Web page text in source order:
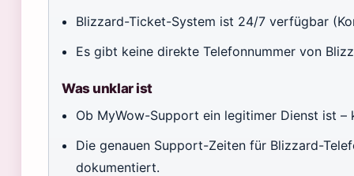
Blizzard-Ticket-System ist 24/7 verfügbar
Es gibt keine direkte Telefonnummer von
Was unklar ist
Ob MyWow-Support ein legitimer Dienst ist
Die genauen Support-Zeiten für Blizzard-
dokumentiert.